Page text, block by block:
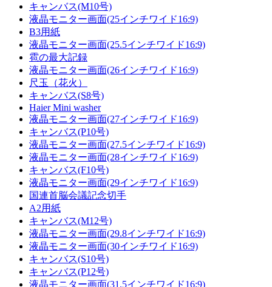
キャンバス(M10号)
液晶モニター画面(25インチワイド16:9)
B3用紙
液晶モニター画面(25.5インチワイド16:9)
雹の最大記録
液晶モニター画面(26インチワイド16:9)
尺玉（花火）
キャンバス(S8号)
Haier Mini washer
液晶モニター画面(27インチワイド16:9)
キャンバス(P10号)
液晶モニター画面(27.5インチワイド16:9)
液晶モニター画面(28インチワイド16:9)
キャンバス(F10号)
液晶モニター画面(29インチワイド16:9)
国連首脳会議記念切手
A2用紙
キャンバス(M12号)
液晶モニター画面(29.8インチワイド16:9)
液晶モニター画面(30インチワイド16:9)
キャンバス(S10号)
キャンバス(P12号)
液晶モニター画面(31.5インチワイド16:9)